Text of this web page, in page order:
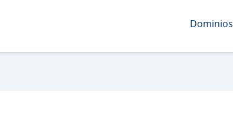
Dominios